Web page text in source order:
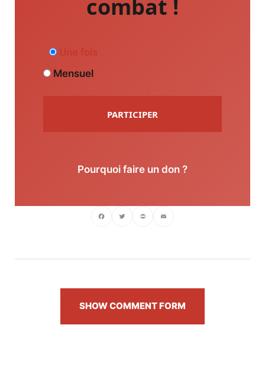
combat !
Mensuel
PARTICIPER
Pourquoi faire un don ?
SHOW COMMENT FORM